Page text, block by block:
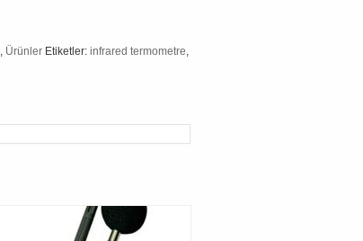
, Ürünler Etiketler: infrared termometre,